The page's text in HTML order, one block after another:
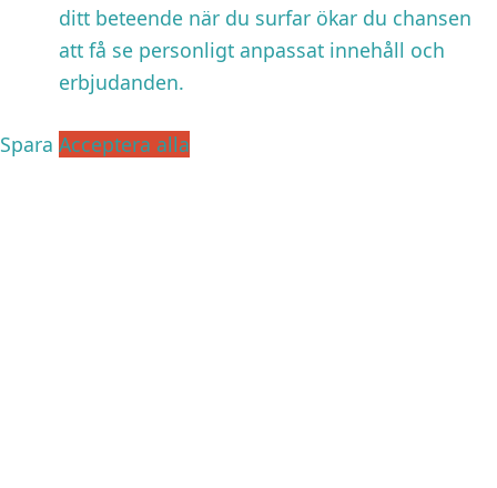
ditt beteende när du surfar ökar du chansen
att få se personligt anpassat innehåll och
erbjudanden.
Spara Acceptera alla